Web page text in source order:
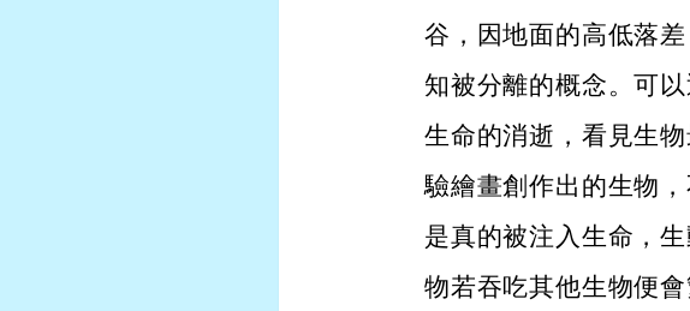
谷，因地面的高低落
知被分離的概念。可
生命的消逝，看見生
驗繪畫創作出的生物
是真的被注入生命，
物若吞吃其他生物便